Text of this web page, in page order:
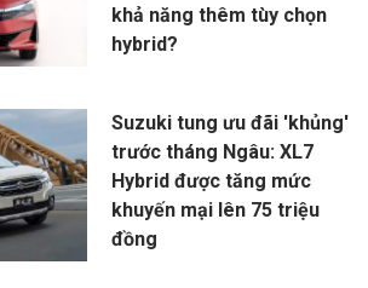
khả năng thêm tùy chọn
hybrid?
Suzuki tung ưu đãi 'khủng'
trước tháng Ngâu: XL7
Hybrid được tăng mức
khuyến mại lên 75 triệu
đồng